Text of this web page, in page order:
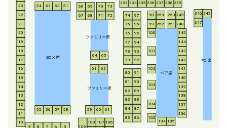
BO X 席
ファミリー席
ファミリー席
ペア席
PC 席
5
6
7
8
9
10
11
12
13
14
15
16
17
18
19
20
21
22
23 51
52
53
54
55 56 57 58 59 60 61
62
63
64 65
66
67
68
69
70
71
72
73
74
75
76
77
78
79
80
81
82
83
84
85 86
87
88
89
90
91
92
93
94
95
96
97
98
99
100
101
102
103
104
105
106
107
108
109
134 135
136
137
138
139
140
141
142
143
144
145
233 234 235 236 237 238 239
245
246
247
248
249
250
251
252
253